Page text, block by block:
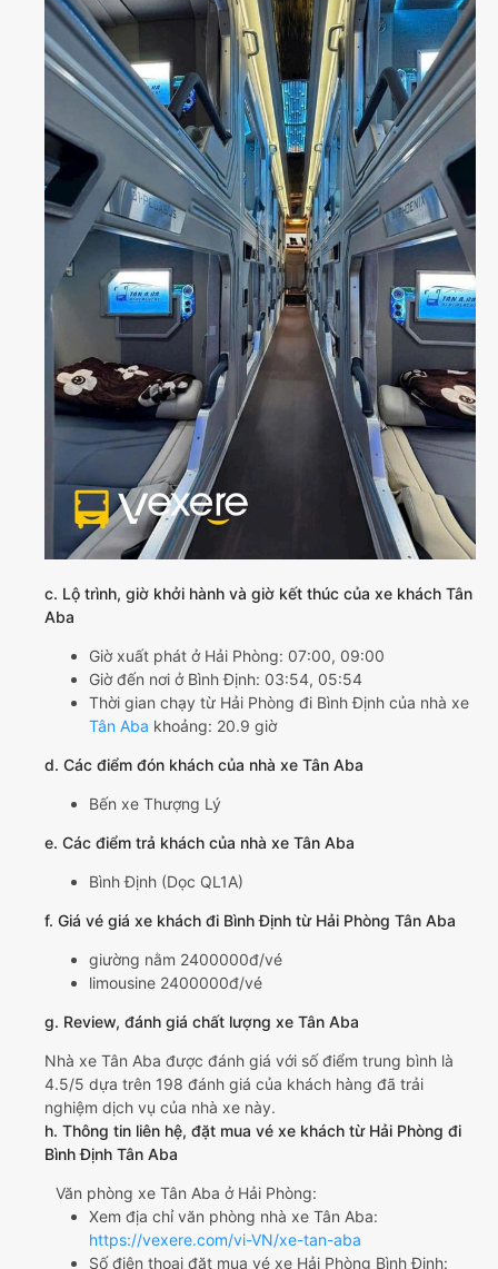
c. Lộ trình, giờ khởi hành và giờ kết thúc của xe khách Tân
Aba
Giờ xuất phát ở Hải Phòng: 07:00, 09:00
Giờ đến nơi ở Bình Định: 03:54, 05:54
Thời gian chạy từ Hải Phòng đi Bình Định của nhà xe
Tân Aba khoảng: 20.9 giờ
d. Các điểm đón khách của nhà xe Tân Aba
Bến xe Thượng Lý
e. Các điểm trả khách của nhà xe Tân Aba
Bình Định (Dọc QL1A)
f. Giá vé giá xe khách đi Bình Định từ Hải Phòng Tân Aba
giường nằm 2400000đ/vé
limousine 2400000đ/vé
g. Review, đánh giá chất lượng xe Tân Aba
Nhà xe Tân Aba được đánh giá với số điểm trung bình là
4.5/5 dựa trên 198 đánh giá của khách hàng đã trải
nghiệm dịch vụ của nhà xe này.
h. Thông tin liên hệ, đặt mua vé xe khách từ Hải Phòng đi
Bình Định Tân Aba
Văn phòng xe Tân Aba ở Hải Phòng:
Xem địa chỉ văn phòng nhà xe Tân Aba:
https://vexere.com/vi-VN/xe-tan-aba
Số điện thoại đặt mua vé xe Hải Phòng Bình Định: